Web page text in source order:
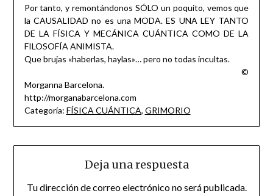
Por tanto, y remontándonos SÓLO un poquito, vemos que
la CAUSALIDAD no es una MODA. ES UNA LEY TANTO
DE LA FÍSICA Y MECÁNICA CUÁNTICA COMO DE LA
FILOSOFÍA ANIMISTA.
Que brujas «haberlas, haylas»… pero no todas incultas.
©
Morganna Barcelona.
http://morganabarcelona.com
Categoría: FÍSICA CUÁNTICA, GRIMORIO
Deja una respuesta
Tu dirección de correo electrónico no será publicada.